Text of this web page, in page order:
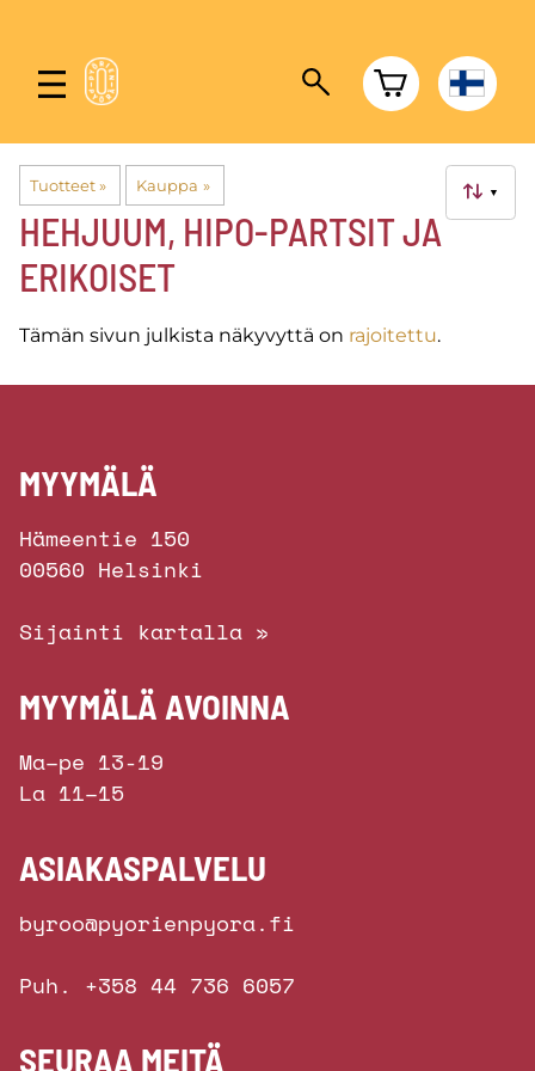
Tuotteet‪» Kauppa ‪» ▼
HEHJUUM, HIPO-PARTSIT JA
ERIKOISET
Tämän sivun julkista näkyvyttä on rajoitettu.
MYYMÄLÄ
Hämeentie 150
00560 Helsinki
Sijainti kartalla »
MYYMÄLÄ AVOINNA
Ma–pe 13-19
La 11–15
ASIAKASPALVELU
byroo@pyorienpyora.fi
Puh. +358 44 736 6057
SEURAA MEITÄ